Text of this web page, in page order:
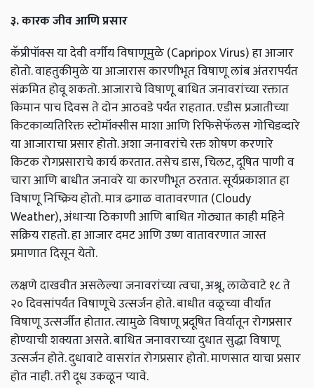
३. कारक जीव आणि प्रसार
कॅप्रीपॉक्स या देवी वर्गीय विषाणूमुळे (Capripox Virus) हा आजार
होतो. वाहतुकीमुळे या आजारास कारणीभूत विषाणू लांब अंतरापर्यंत
संक्रमित होवू शकतो. आजाराचे विषाणू बाधित जनावरांच्या रक्तात
किमान पाच दिवस ते दोन आठवडे पर्यंत राहतात. एडीस प्रजातीच्या
किटकाव्यतिरिक्त स्टोमॉक्सीस माशा आणि रिफिसेफॅलस गोचिडव्दारे
या आजाराचा प्रसार होतो. अशा जनावरांचे रक्त शोषण करणारे
किटक रोगप्रसाराचे कार्य करतात. तसेच डास, चिलट, दूषित पाणी व
चारा आणि बाधीत जनावरे या कारणीभूत ठरतात. सूर्यप्रकाशात हा
विषाणू निष्क्रिय होतो. मात्र ढगाळ वातावरणात (Cloudy
Weather), अंधाऱ्या ठिकाणी आणि बाधित गोठ्यात काही महिने
सक्रिय राहतो. हा आजार दमट आणि उष्ण वातावरणात जास्त
प्रमाणात दिसून येतो.
लक्षणे दाखवीत असलेल्या जनावरांच्या त्वचा, अश्रू, लाळेवाटे १८ ते
२० दिवसांपर्यंत विषाणूचे उत्सर्जन होते. बाधीत वळूच्या वीर्यात
विषाणू उत्सर्जीत होतात. त्यामुळे विषाणू प्रदूषित विर्यातून रोगप्रसार
होण्याची शक्यता असते. बाधित जनावराच्या दुधात सुद्धा विषाणू
उत्सर्जन होते. दुधावाटे वासरांत रोगप्रसार होतो. माणसात याचा प्रसार
होत नाही. तरी दूध उकळून प्यावे.